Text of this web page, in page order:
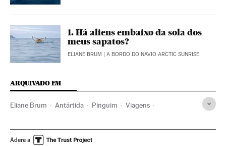
1. Há aliens embaixo da sola dos
meus sapatos?
ELIANE BRUM | A BORDO DO NAVIO ARCTIC SUNRISE
ARQUIVADO EM
Eliane Brum Antártida Pinguim Viagens
Icebergs Oceanos e mares
Adere a